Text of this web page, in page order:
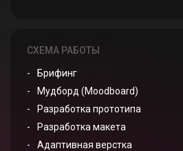
СХЕМА РАБОТЫ
Брифинг
Мудборд (Moodboard)
Разработка прототипа
Разработка макета
Адаптивная верстка